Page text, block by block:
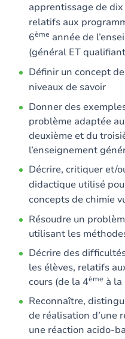
apprentissage de
relatifs aux
6ème année de
(général ET
Définir un concept
niveaux de savoir
Donner des
problème adaptée
deuxième et du
l’enseignement
Décrire, critiquer et/
didactique utilisé
concepts de chimie
Résoudre un
utilisant les
Décrire des
les élèves, relatifs
cours (de la 4ème à la
Reconnaître,
de réalisation d’une
une réaction acido-